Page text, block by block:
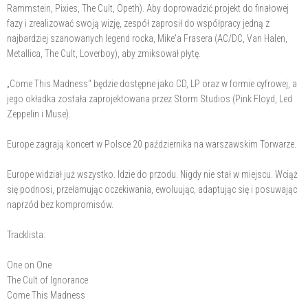
Rammstein, Pixies, The Cult, Opeth). Aby doprowadzić projekt do finałowej
fazy i zrealizować swoją wizję, zespół zaprosił do współpracy jedną z
najbardziej szanowanych legend rocka, Mike'a Frasera (AC/DC, Van Halen,
Metallica, The Cult, Loverboy), aby zmiksował płytę.
„Come This Madness" będzie dostępne jako CD, LP oraz w formie cyfrowej, a
jego okładka została zaprojektowana przez Storm Studios (Pink Floyd, Led
Zeppelin i Muse).
Europe zagrają koncert w Polsce 20 października na warszawskim Torwarze.
Europe widział już wszystko. Idzie do przodu. Nigdy nie stał w miejscu. Wciąż
się podnosi, przełamując oczekiwania, ewoluując, adaptując się i posuwając
naprzód bez kompromisów.
Tracklista:
One on One
The Cult of Ignorance
Come This Madness